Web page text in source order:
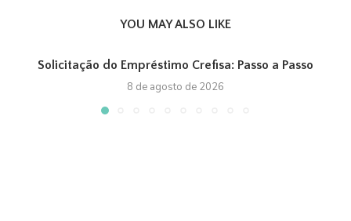
YOU MAY ALSO LIKE
Solicitação do Empréstimo Crefisa: Passo a Passo
8 de agosto de 2026